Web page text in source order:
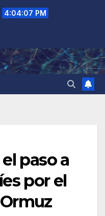
4:04:08 PM
paso a
por el